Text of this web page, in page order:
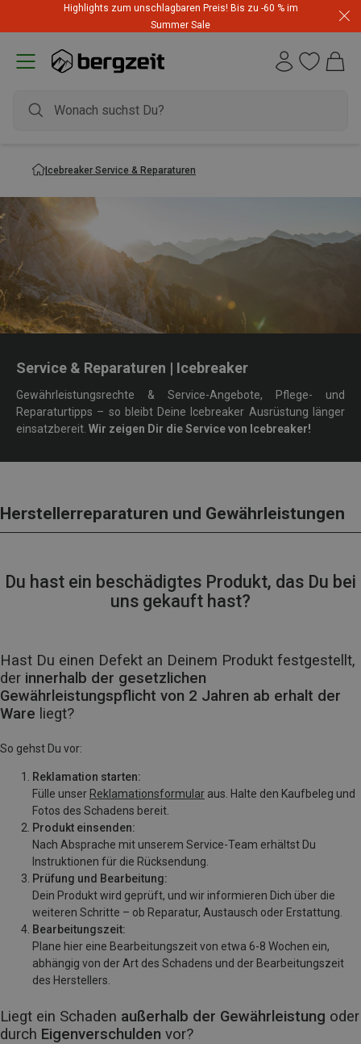
Highlights zum unschlagbaren Preis! Bis zu -60 % im
Summer Sale
Icebreaker Service & Reparaturen
Service & Reparaturen | Icebreaker
Gewährleistungsrechte & Service-Angebote, Pflege- und
Reparaturtipps – so bleibt Deine Icebreaker Ausrüstung länger
einsatzbereit. Wir zeigen Dir die Service von Icebreaker!
Herstellerreparaturen und Gewährleistungen
Du hast ein beschädigtes Produkt, das Du bei
uns gekauft hast?
Hast Du einen Defekt an Deinem Produkt festgestellt,
der innerhalb der gesetzlichen
Gewährleistungspflicht von 2 Jahren ab erhalt der
Ware liegt?
So gehst Du vor:
Reklamation starten:
Fülle unser Reklamationsformular aus. Halte den Kaufbeleg und
Fotos des Schadens bereit.
Produkt einsenden:
Nach Absprache mit unserem Service-Team erhältst Du
Instruktionen für die Rücksendung.
Prüfung und Bearbeitung:
Dein Produkt wird geprüft, und wir informieren Dich über die
weiteren Schritte – ob Reparatur, Austausch oder Erstattung.
Bearbeitungszeit:
Plane hier eine Bearbeitungszeit von etwa 6-8 Wochen ein,
abhängig von der Art des Schadens und der Bearbeitungszeit
des Herstellers.
Liegt ein Schaden außerhalb der Gewährleistung oder
durch Eigenverschulden vor?